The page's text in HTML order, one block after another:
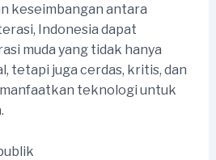
keseimbangan antara
Indonesia dapat
muda yang tidak hanya
tetapi juga cerdas, kritis, dan
teknologi untuk